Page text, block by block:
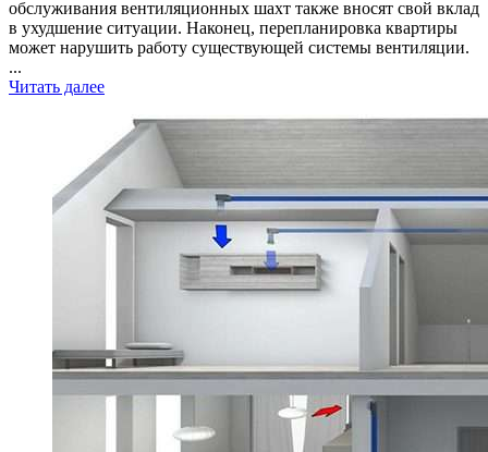
обслуживания вентиляционных шахт также вносят свой вклад
в ухудшение ситуации. Наконец, перепланировка квартиры
может нарушить работу существующей системы вентиляции.
...
Читать далее